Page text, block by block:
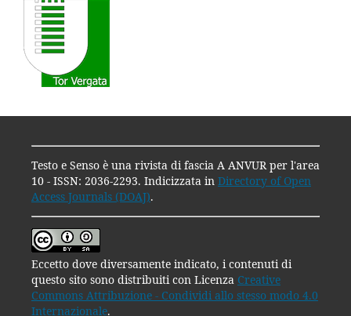
Testo e Senso è una rivista di fascia A ANVUR per l'area
10 - ISSN: 2036-2293. Indicizzata in Directory of Open
Access Journals (DOAJ).
Eccetto dove diversamente indicato, i contenuti di
questo sito sono distribuiti con Licenza Creative
Commons Attribuzione - Condividi allo stesso modo 4.0
Internazionale.